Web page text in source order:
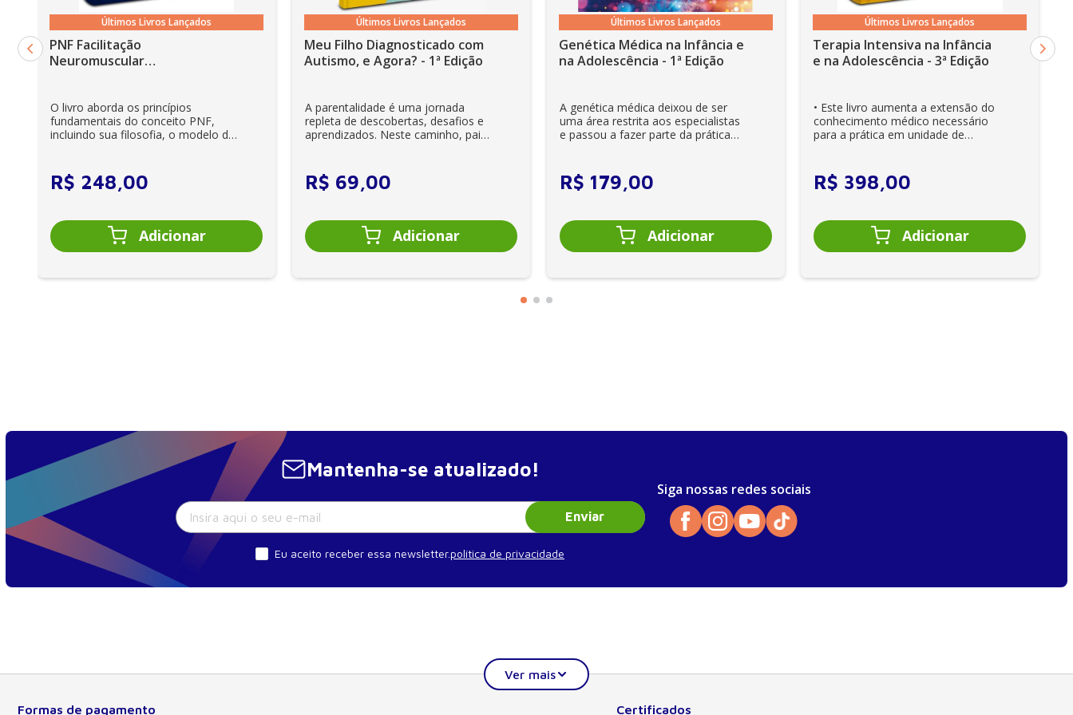
13. Pitiríase alba
14. Hidradenite supurativa
15. Acne na pele negra
17. Dermatite seborreica
18. Pápulas peroladas
Seção 4 – Tricologia
20. Práticas capilares
27. Alopecia cicatricial central centrífuga
28. Foliculite queloidiana da nuca
29. Foliculite decalvante
30. Celulite dissecante
31. Transplante capilar na pele negra
32. Prótese capilar
35. Melanoníquia racial
Últimos Livros Lançados
PNF Facilitação
Neuromuscular
O livro aborda os princípios
fundamentais do conceito PNF,
incluindo sua filosofia, o modelo da
R$ 248,00
Últimos Livros Lançados
Meu Filho Diagnosticado com
Autismo, e Agora? - 1ª Edição
A parentalidade é uma jornada
repleta de descobertas, desafios e
aprendizados. Neste caminho, pais
R$ 69,00
Últimos Livros Lançados
Genética Médica na Infância e
na Adolescência - 1ª Edição
A genética médica deixou de ser
uma área restrita aos especialistas
e passou a fazer parte da prática
R$ 179,00
Últimos Livros Lançados
Terapia Intensiva na Infância
e na Adolescência - 3ª Edição
• Este livro aumenta a extensão do
conhecimento médico necessário
para a prática em unidade de
R$ 398,00
Mantenha-se atualizado!
Enviar
Eu aceito receber essa newsletter.política de privacidade
Siga nossas redes sociais
Formas de pagamento Certificados